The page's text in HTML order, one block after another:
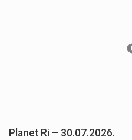
Planet Ri – 30.07.2026.